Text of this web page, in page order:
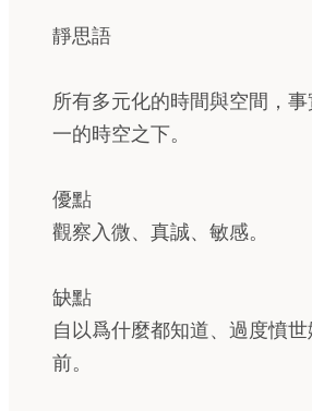
靜思語
所有多元化的時間與空間，
一的時空之下。
優點
觀察入微、真誠、敏感。
缺點
自以爲什麼都知道、過度憤
前。